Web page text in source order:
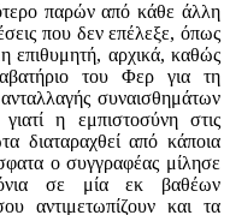
παρών από κάθε άλλη
που δεν επέλεξε, όπως
επιθυμητή, αρχικά, καθώς
του Φερ για τη
συναισθημάτων
η εμπιστοσύνη στις
διαταραχθεί από κάποια
ο συγγραφέας μίλησε
σε μία εκ βαθέων
αντιμετωπίζουν και τα